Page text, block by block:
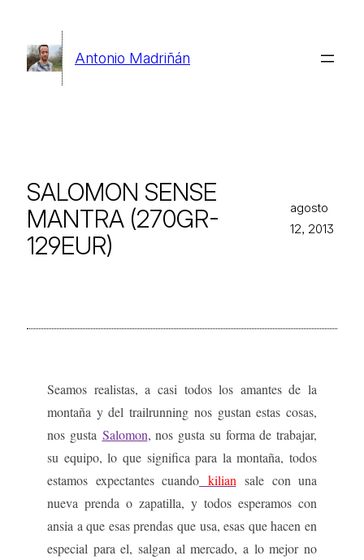
contenido
Antonio Madriñán
SALOMON SENSE
MANTRA (270GR-
129EUR)
agosto
12, 2013
Seamos realistas, a casi todos los amantes de la
montaña y del trailrunning nos gustan estas cosas,
nos gusta Salomon, nos gusta su forma de trabajar,
su equipo, lo que significa para la montaña, todos
estamos expectantes cuando kilian sale con una
nueva prenda o zapatilla, y todos esperamos con
ansia a que esas prendas que usa, esas que hacen en
especial para el, salgan al mercado, a lo mejor no